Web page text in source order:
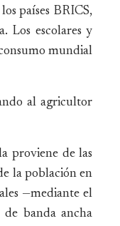
países BRICS,
Los escolares y
mundial
al agricultor
proviene de las
la población en
—mediante el
de banda ancha